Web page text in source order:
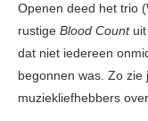
Openen deed het trio
rustige Blood Countuit
dat niet iedereen
begonnen was. Zo
muziekliefhebbers